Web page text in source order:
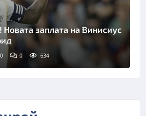
Новата заплата на Винисиус
0 634